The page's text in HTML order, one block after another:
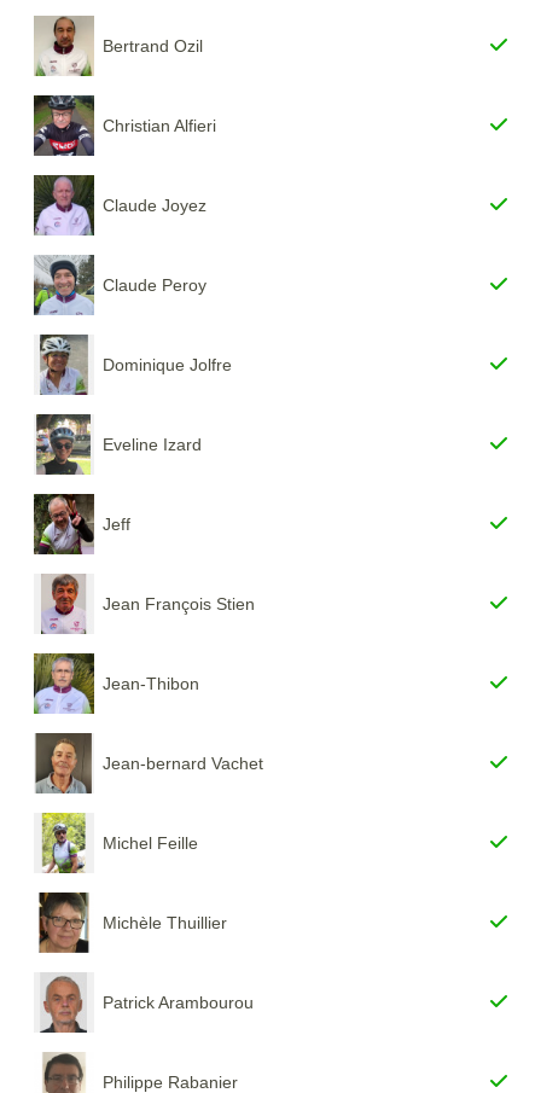
Bertrand Ozil
Christian Alfieri
Claude Joyez
Claude Peroy
Dominique Jolfre
Eveline Izard
Jeff
Jean François Stien
Jean-Thibon
Jean-bernard Vachet
Michel Feille
Michèle Thuillier
Patrick Arambourou
Philippe Rabanier